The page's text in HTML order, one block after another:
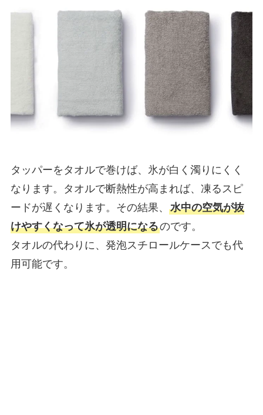
タッパーをタオルで巻けば、氷が白く濁りにくく
なります。タオルで断熱性が高まれば、凍るスピ
ードが遅くなります。その結果、 水中の空気が抜
けやすくなって氷が透明になるのです。
タオルの代わりに、発泡スチロールケースでも代
用可能です。